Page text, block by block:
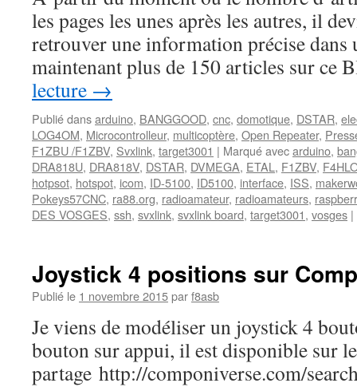
les pages les unes après les autres, il
retrouver une information précise
maintenant plus de 150 articles sur
lecture →
Publié dansarduino, BANGGOOD, cnc, domotique, DSTAR,
LOG4OM, Microcontrolleur, multicoptère, Open Repeater,
F1ZBU /F1ZBV, Svxlink, target3001 | Marqué avecarduino,
DRA818U, DRA818V, DSTAR, DVMEGA, ETAL , F1ZBV,
hotpsot, hotspot, icom, ID-5100, ID5100, interface, ISS,
Pokeys57CNC, ra88.org, radioamateur, radioamateurs,
DES VOSGES, ssh, svxlink, svxlink board, target3001, vosges |
Joystick 4 positions sur
Publié le 1 novembre 2015parf8asb
Je viens de modéliser un joystick 4
bouton sur appui, il est disponible sur
partage http://componiverse.com/